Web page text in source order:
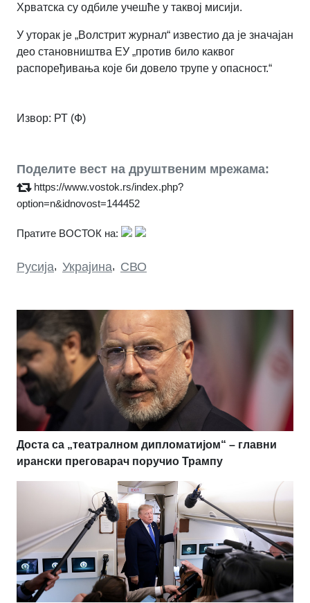
Хрватска су одбиле учешће у таквој мисији.
У уторак је „Волстрит журнал“ известио да је значајан
део становништва ЕУ „против било каквог
распоређивања које би довело трупе у опасност.“
Извор: РТ (Ф)
Поделите вест на друштвеним мрежама:
https://www.vostok.rs/index.php?
option=n&idnovost=144452
Пратите ВОСТОК на:
Русија, Украјина, СВО
Доста са „театралном дипломатијом“ – главни
ирански преговарач поручио Трампу